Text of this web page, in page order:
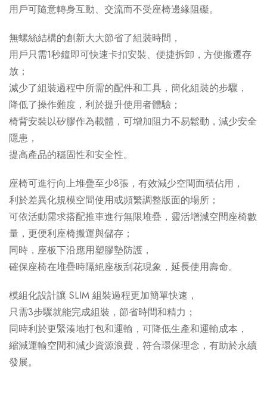
用戶可隨意轉身互動、交流而不受座椅邊緣阻礙。
無螺絲結構的創新大大節省了組裝時間，
用戶只需1秒鐘即可快速卡扣安裝、便捷拆卸，方便搬遷存
放；
減少了組裝過程中所需的配件和工具，簡化組裝的步驟，
降低了操作難度，利於提升使用者體驗；
椅背安裝以矽膠作為載體，可增加阻力不易鬆動，減少安全
隱患，
提高產品的穩固性和安全性。
座椅可進行向上堆疊至少8張，有效減少空間面積佔用，
利於差異化規模空間使用或頻繁調整版面的場所；
可依活動需求搭配推車進行無限堆疊，靈活增減空間座椅數
量，更便利座椅搬運與儲存；
同時，座板下沿應用塑膠墊防護，
確保座椅在堆疊時隔絕座板刮花現象，延長使用壽命。
模組化設計讓 SLIM 組裝過程更加簡單快速，
只需3步驟就能完成組裝，節省時間和精力；
同時利於更緊湊地打包和運輸，可降低生產和運輸成本，
縮減運輸空間和減少資源浪費，符合環保理念，有助於永續
發展。